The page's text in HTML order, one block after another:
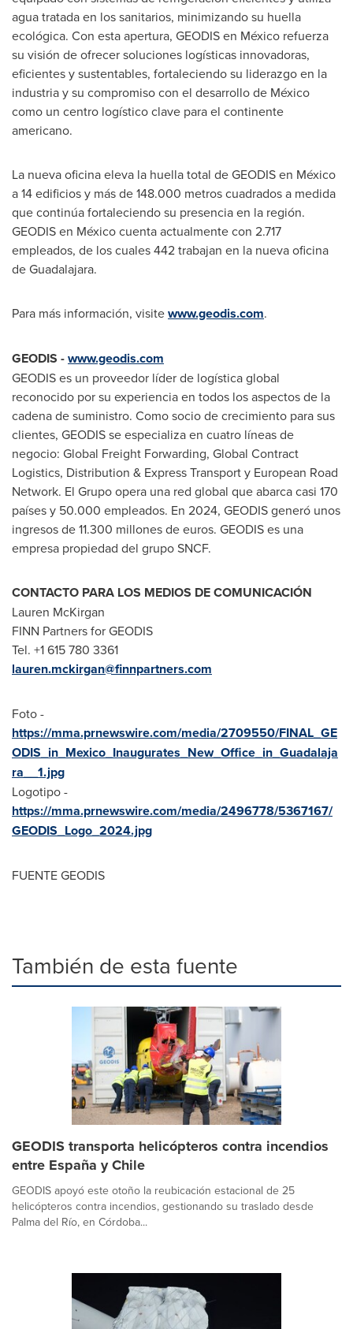
agua tratada en los sanitarios, minimizando su huella
ecológica. Con esta apertura, GEODIS en México refuerza
su visión de ofrecer soluciones logísticas innovadoras,
eficientes y sustentables, fortaleciendo su liderazgo en la
industria y su compromiso con el desarrollo de México
como un centro logístico clave para el continente
americano.
La nueva oficina eleva la huella total de GEODIS en México
a 14 edificios y más de 148.000 metros cuadrados a medida
que continúa fortaleciendo su presencia en la región.
GEODIS en México cuenta actualmente con 2.717
empleados, de los cuales 442 trabajan en la nueva oficina
deGuadalajara.
Para más información, visitewww.geodis.com.
GEODIS -www.geodis.com
GEODIS es un proveedor líder de logística global
reconocido por su experiencia en todos los aspectos de la
cadena de suministro. Como socio de crecimiento para sus
clientes, GEODIS se especializa en cuatro líneas de
negocio: Global Freight Forwarding, Global Contract
Logistics, Distribution & Express Transport y European Road
Network. El Grupo opera una red global que abarca casi 170
países y 50.000 empleados. En 2024, GEODIS generó unos
ingresos de 11.300 millones de euros. GEODIS es una
empresa propiedad del grupo SNCF.
CONTACTO PARA LOS MEDIOS DE COMUNICACIÓN
Lauren McKirgan
FINN Partners for GEODIS
Tel. +1 615 780 3361
lauren.mckirgan@finnpartners.com
Foto -
https://mma.prnewswire.com/media/2709550/FINAL_GE
ODIS_in_Mexico_Inaugurates_New_Office_in_Guadalaja
ra__1.jpg
Logotipo -
https://mma.prnewswire.com/media/2496778/5367167/
GEODIS_Logo_2024.jpg
FUENTEGEODIS
También de esta fuente
GEODIS transporta helicópteros contra incendios
entre España y Chile
GEODIS apoyó este otoño la reubicación estacional de 25
helicópteros contra incendios, gestionando su traslado desde
Palma del Río, en Córdoba...